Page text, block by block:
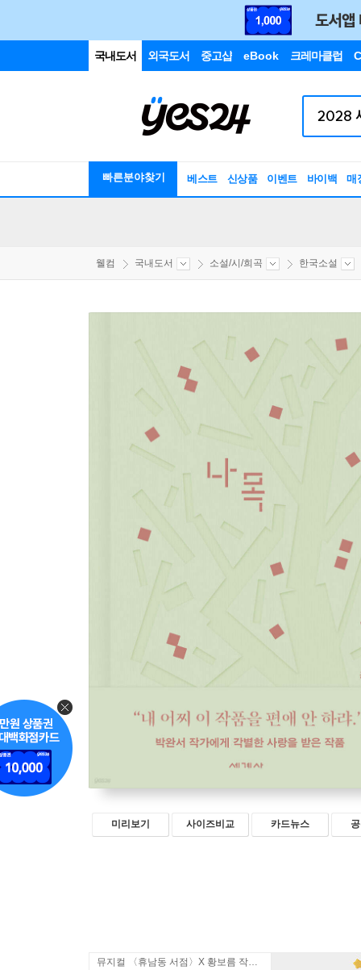
국내도서 외국도서 중고샵 eBook 크레마클럽
빠른분야찾기 베스트 신상품 이벤트 바이백 매
웰컴 국내도서 소설/시/희곡 한국소설
미리보기 사이즈비교 카드뉴스
뮤지컬 〈휴남동 서점〉X 황보름 작가 북토크